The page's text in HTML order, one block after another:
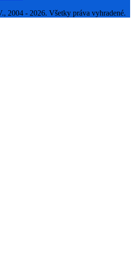
2004 - 2026. Všetky práva vyhradené.